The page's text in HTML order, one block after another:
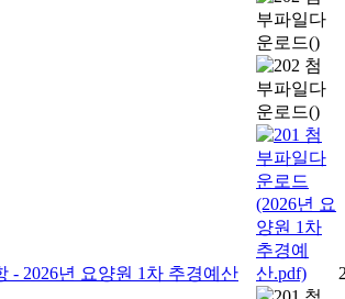
- 2026년 요양원 1차 추경예산